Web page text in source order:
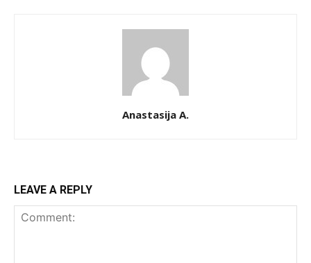
Anastasija A.
LEAVE A REPLY